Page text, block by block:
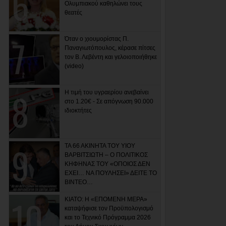
Ολυμπιακού καθηλώνει τους
θεατές
Όταν ο χιουμορίστας Π.
Παναγιωτόπουλος, κέρασε πίτσες
τον Β. Λεβέντη και γελοιοποιήθηκε
(video)
Η τιμή του υγραερίου ανεβαίνει
στο 1.20€ - Σε απόγνωση 90.000
ιδιοκτήτες
ΤΑ 66 ΑΚΙΝΗΤΑ ΤΟΥ ΥΙΟΥ
ΒΑΡΒΙΤΣΙΩΤΗ – Ο ΠΟΛΙΤΙΚΟΣ
ΚΗΦΗΝΑΣ ΤΟΥ «ΟΠΟΙΟΣ ΔΕΝ
ΕΧΕΙ… ΝΑ ΠΟΥΛΗΣΕΙ» ΔΕΙΤΕ ΤΟ
ΒΙΝΤΕΟ…
ΚΙΑΤΟ: Η «ΕΠΟΜΕΝΗ ΜΕΡΑ»
καταψήφισε τον Προϋπολογισμό
και το Τεχνικό Πρόγραμμα 2026